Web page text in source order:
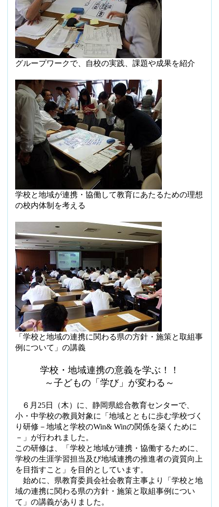
グループワークで、自校の実践、課題や成果を紹介
学校と地域が連携・協働して教育にあたるための理想
の校内体制を考える
「学校と地域の連携に関わる県の方針・施策と取組事
例について」の講義
学校・地域連携の意義を学ぶ！！
～子どもの「学び」が変わる～
６月 25日（木）に、静岡県総合教育センターで、
小・中学校の教員対象に「地域とともに歩む学校づく
り研修－地域と学校のWin& Winの関係を築くために
－」が行われました。
この研修は、「学校と地域が連携・協働するために、
学校の生涯学習担当及び地域連携の推進者の資質向上
を目指すこと」を目的としています。
始めに、県教育委員会社会教育主事より「学校と地
域の連携に関わる県の方針・施策と取組事例につい
て」の講義がありました。